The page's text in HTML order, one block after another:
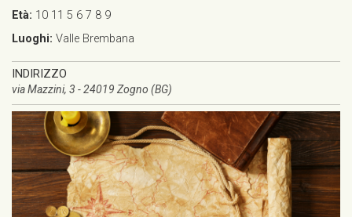
Età: 10 11 5 6 7 8 9
Luoghi: Valle Brembana
INDIRIZZO
via Mazzini, 3 - 24019 Zogno (BG)